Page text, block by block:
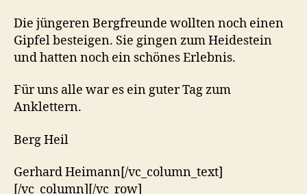
Die jüngeren Bergfreunde wollten noch einen
Gipfel besteigen. Sie gingen zum Heidestein
und hatten noch ein schönes Erlebnis.
Für uns alle war es ein guter Tag zum
Anklettern.
Berg Heil
Gerhard Heimann[/vc_column_text]
[/vc_column][/vc_row]